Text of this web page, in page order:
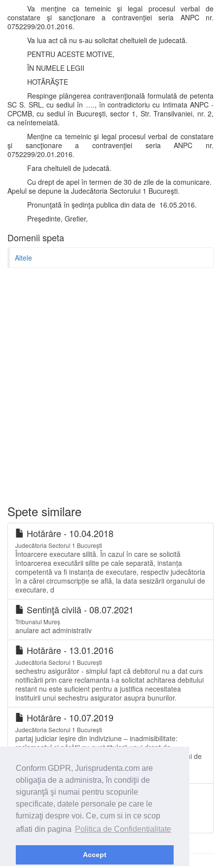
Conform GDPR, Jurisprudenta.com are
obligaţia de a administra, în condiţii de
siguranţă şi numai pentru scopurile
specificate, datele personale pe care le
furnizaţi despre voi. Ce, cum si in ce scop
aflati din pagina
Politica de Confidentialitate
Accept
Va menţine ca temeinic şi legal procesul verbal de
constatare şi sancţionare a contravenţiei seria ANPC nr.
0752299/20.01.2016.
Va lua act că nu s-au solicitat cheltuieli de judecată.
PENTRU ACESTE MOTIVE,
ÎN NUMELE LEGII
HOTĂRĂŞTE
Respinge plângerea contravenţională formulată de petenta
SC S. SRL, cu sediul în …., în contradictoriu cu intimata ANPC -
CPCMB, cu sediul în Bucureşti, sector 1, Str. Transilvaniei, nr. 2,
ca neîntemeiată.
Menţine ca temeinic şi legal procesul verbal de constatare
şi sancţionare a contravenţiei seria ANPC nr.
0752299/20.01.2016.
Fara cheltuieli de judecată.
Cu drept de apel în termen de 30 de zile de la comunicare.
Apelul se depune la Judecătoria Sectorului 1 Bucureşti.
Pronunţată în şedinţa publica din data de 16.05.2016.
Preşedinte, Grefier,
Domenii speta
Altele
Spete similare
Hotărâre - 10.04.2018
Judecătoria Sectorul 1 București
Întoarcere executare silită. În cazul în care se solicită
întoarcerea executării silite pe cale separată, instanța
competentă va fi instanța de executare, respectiv judecătoria
în a cărei circumscripție se află, la data sesizării organului de
executare, d
Sentinţă civilă - 08.07.2021
Tribunalul Mureș
anulare act administrativ
Hotărâre - 13.01.2016
Judecătoria Sectorul 1 București
sechestru asigurător - simplul fapt că debitorul nu a dat curs
notificării prin care reclamanta i-a solicitat achitarea debitului
restant nu este suficient pentru a justifica necesitatea
instituirii unui sechestru asigurator asupra bunurilor.
Hotărâre - 10.07.2019
Judecătoria Sectorul 1 București
partaj judiciar ieşire din indiviziune – inadmisibilitate:
reclamantul şi pârâţii nu sunt titularii unui drept de
proprietate, ci al unui drept de concesiune asupra locului de
veci; locul de veci nu poate face obiectul unui drept de
proprietate, ci al unu
Decizie - 19.03.2020
Curtea de Apel Alba Iulia
Judecata în complet de divergență în cazurile în care
divergenta vizează numai anumite aspecte.